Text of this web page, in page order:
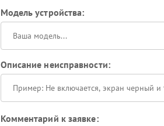
Модель устройства:
Описание неисправности:
Комментарий к заявке: